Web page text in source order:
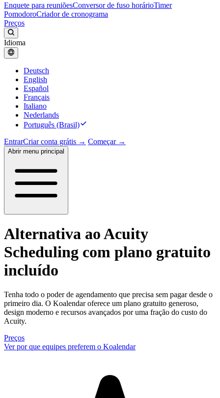
Enquete para reuniõesConversor de fuso horárioTimer
PomodoroCriador de cronograma
Preços
Idioma
Deutsch
English
Español
Français
Italiano
Nederlands
Português (Brasil)
EntrarCriar conta grátis → Começar →
Abrir menu principal
Alternativa ao Acuity
Scheduling com plano gratuito
incluído
Tenha todo o poder de agendamento que precisa sem pagar desde o
primeiro dia. O Koalendar oferece um plano gratuito generoso,
design moderno e recursos avançados por uma fração do custo do
Acuity.
Preços
Ver por que equipes preferem o Koalendar